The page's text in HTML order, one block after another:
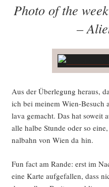
Photo of the
–
Aus der Über­le­gung her­aus,
ich bei mei­nem Wien-Besuch
la­va gemacht. Das hat soweit
alle hal­be Stun­de oder so
nal­bahn von Wien da hin.
Fun fact am Ran­de: erst im
eine Kar­te auf­ge­fal­len, dass